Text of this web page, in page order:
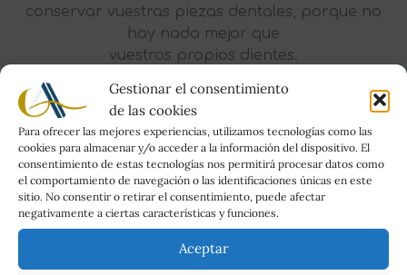
Gestionar el consentimiento
de las cookies
Para ofrecer las mejores experiencias, utilizamos tecnologías como las
cookies para almacenar y/o acceder a la información del dispositivo. El
consentimiento de estas tecnologías nos permitirá procesar datos como
el comportamiento de navegación o las identificaciones únicas en este
sitio. No consentir o retirar el consentimiento, puede afectar
negativamente a ciertas características y funciones.
Aceptar
conservar vuestras piezas dentales, porque no
hay nada mejor que
vuestros propios dientes.
una labor conjunta, entre
vosotros y nosotros.
Tratamientos
Obturaciones (empastes)